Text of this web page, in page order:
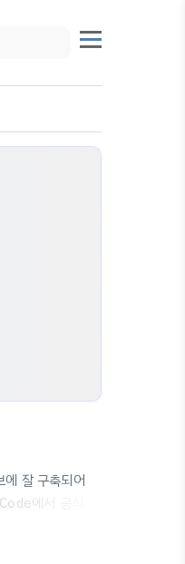
잘 구축되어
에서 공식 템
사항은 공식
to use